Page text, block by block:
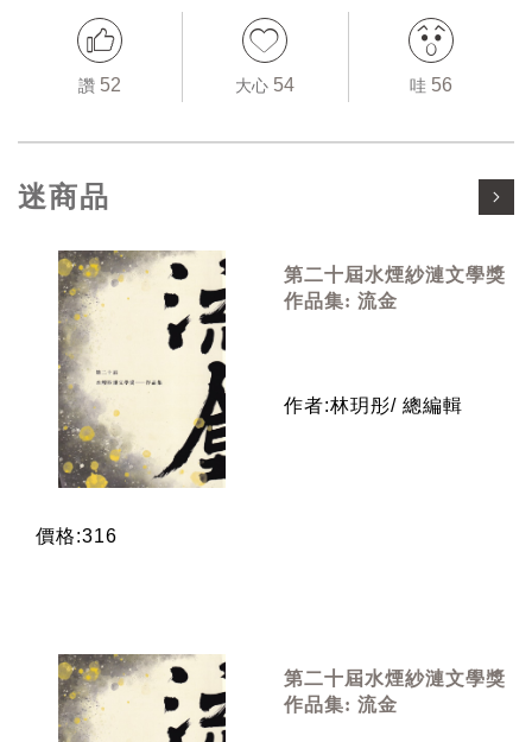
讚 52 大心 54 哇 56
迷商品
第二十屆水煙紗漣文學獎
作品集: 流金
作者:林玥彤/ 總編輯
價格:316
第二十屆水煙紗漣文學獎
作品集: 流金